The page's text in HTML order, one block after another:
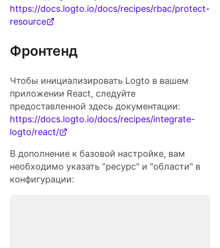
https://docs.logto.io/docs/recipes/rbac/protect-
resource
Фронтенд
Чтобы инициализировать Logto в вашем
приложении React, следуйте
предоставленной здесь документации:
https://docs.logto.io/docs/recipes/integrate-
logto/react/
В дополнение к базовой настройке, вам
необходимо указать "ресурс" и "области" в
конфигурации: